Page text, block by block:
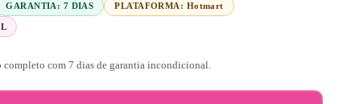
GARANTIA: 7 DIAS PLATAFORMA: Hotmart
completo com 7 dias de garantia incondicional.